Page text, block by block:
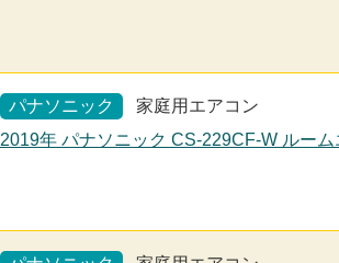
パナソニック
家庭用エアコン
2019年 パナソニック CS-229CF-W ルーム